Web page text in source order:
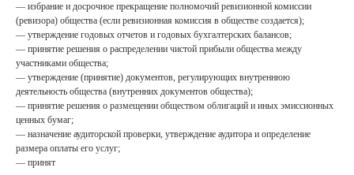
— избрание и досрочное прекращение полномочий ревизионной комиссии
(ревизора) общества (если ревизионная комиссия в обществе создается);
— утверждение годовых отчетов и годовых бухгалтерских балансов;
— принятие решения о распределении чистой прибыли общества между
участниками общества;
— утверждение (принятие) документов, регулирующих внутреннюю
деятельность общества (внутренних документов общества);
— принятие решения о размещении обществом облигаций и иных эмиссионных
ценных бумаг;
— назначение аудиторской проверки, утверждение аудитора и определение
размера оплаты его услуг;
— принят